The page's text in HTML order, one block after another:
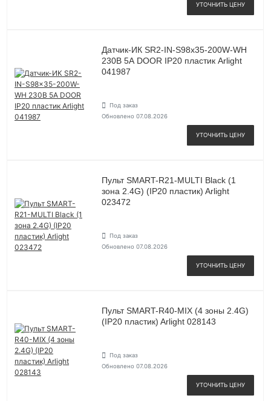
УТОЧНИТЬ ЦЕНУ
Датчик-ИК SR2-IN-S98x35-200W-WH
230В 5А DOOR IP20 пластик Arlight
041987
Под заказ
Обновлено 07.08.2026
УТОЧНИТЬ ЦЕНУ
Пульт SMART-R21-MULTI Black (1
зона 2.4G) (IP20 пластик) Arlight
023472
Под заказ
Обновлено 07.08.2026
УТОЧНИТЬ ЦЕНУ
Пульт SMART-R40-MIX (4 зоны 2.4G)
(IP20 пластик) Arlight 028143
Под заказ
Обновлено 07.08.2026
УТОЧНИТЬ ЦЕНУ